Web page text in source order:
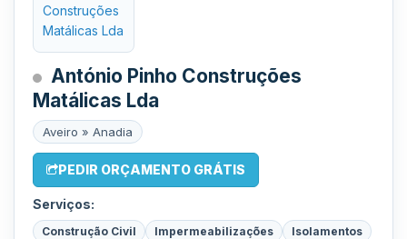
António Pinho Construções
Matálicas Lda
Aveiro » Anadia
PEDIR ORÇAMENTO GRÁTIS
Serviços:
Construção Civil Impermeabilizações
Isolamentos